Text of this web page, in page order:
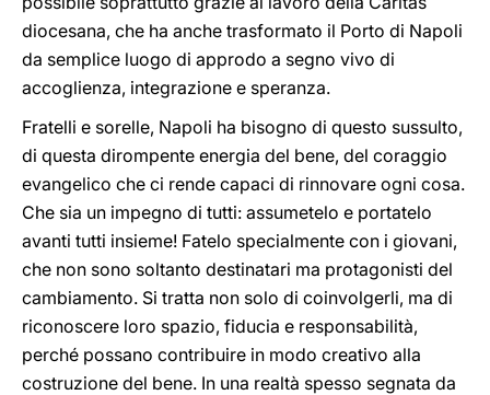
diocesana, che ha anche trasformato il Porto di Napoli
da semplice luogo di approdo a segno vivo di
accoglienza, integrazione e speranza.
Fratelli e sorelle, Napoli ha bisogno di questo sussulto,
di questa dirompente energia del bene, del coraggio
evangelico che ci rende capaci di rinnovare ogni cosa.
Che sia un impegno di tutti: assumetelo e portatelo
avanti tutti insieme! Fatelo specialmente con i giovani,
che non sono soltanto destinatari ma protagonisti del
cambiamento. Si tratta non solo di coinvolgerli, ma di
riconoscere loro spazio, fiducia e responsabilità,
perché possano contribuire in modo creativo alla
costruzione del bene. In una realtà spesso segnata da